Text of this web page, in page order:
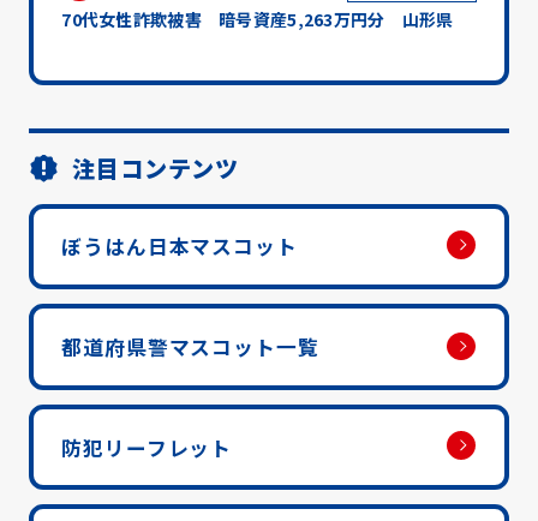
70代女性詐欺被害 暗号資産5,263万円分 山形県
注目コンテンツ
ぼうはん日本マスコット
都道府県警マスコット一覧
防犯リーフレット